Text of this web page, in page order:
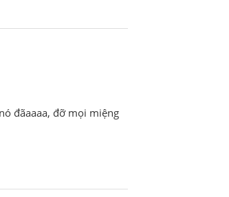
đãaaaa, đỡ mọi miệng